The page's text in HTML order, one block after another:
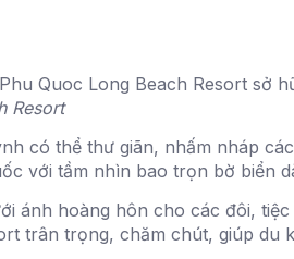
Quoc Long Beach Resort sở
Resort
có thể thư giãn, nhấm nháp
với tầm nhìn bao trọn bờ biển
ánh hoàng hôn cho các đôi,
trân trọng, chăm chút, giúp du